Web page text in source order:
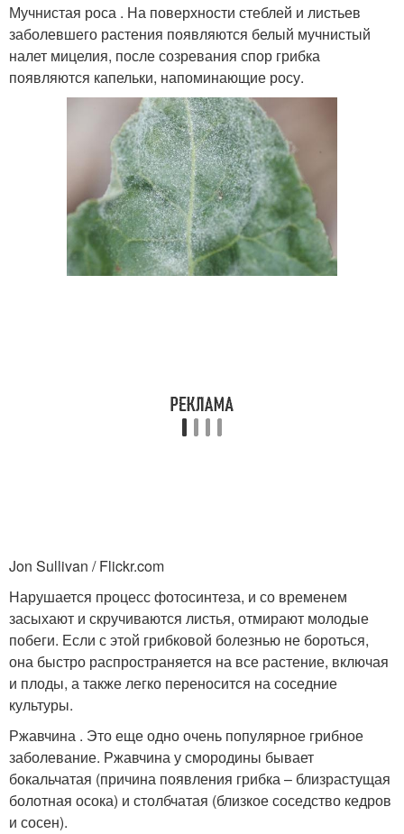
Мучнистая роса . На поверхности стеблей и листьев
заболевшего растения появляются белый мучнистый
налет мицелия, после созревания спор грибка
появляются капельки, напоминающие росу.
Jon Sullivan / Flickr.com
Нарушается процесс фотосинтеза, и со временем
засыхают и скручиваются листья, отмирают молодые
побеги. Если с этой грибковой болезнью не бороться,
она быстро распространяется на все растение, включая
и плоды, а также легко переносится на соседние
культуры.
Ржавчина . Это еще одно очень популярное грибное
заболевание. Ржавчина у смородины бывает
бокальчатая (причина появления грибка – близрастущая
болотная осока) и столбчатая (близкое соседство кедров
и сосен).